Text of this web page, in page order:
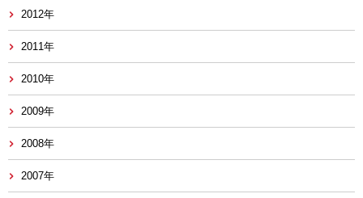
2012年
2011年
2010年
2009年
2008年
2007年